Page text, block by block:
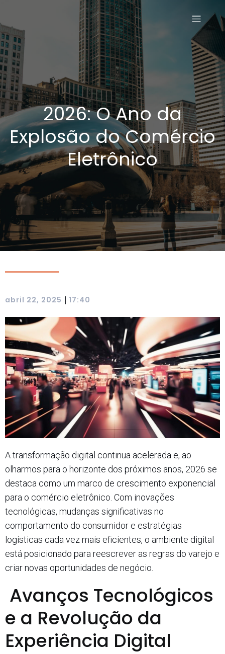
2026: O Ano da
Explosão do Comércio
Eletrônico
abril 22, 2025 | 17:40
A transformação digital continua acelerada e, ao
olharmos para o horizonte dos próximos anos, 2026 se
destaca como um marco de crescimento exponencial
para o comércio eletrônico. Com inovações
tecnológicas, mudanças significativas no
comportamento do consumidor e estratégias
logísticas cada vez mais eficientes, o ambiente digital
está posicionado para reescrever as regras do varejo e
criar novas oportunidades de negócio.
Avanços Tecnológicos
e a Revolução da
Experiência Digital